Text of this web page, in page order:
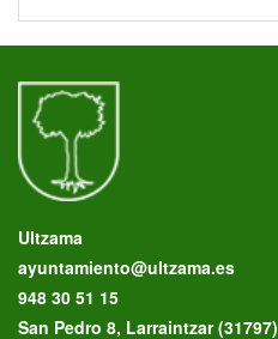
Ultzama
ayuntamiento@ultzama.es
948 30 51 15
San Pedro 8, Larraintzar (31797)